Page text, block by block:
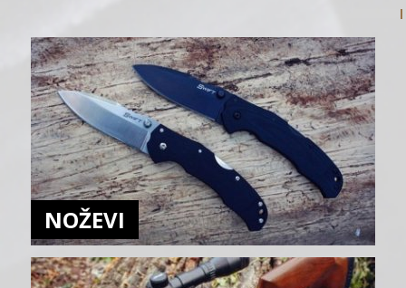
NOŽEVI